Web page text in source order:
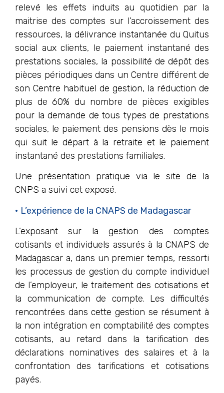
relevé les effets induits au quotidien par la
maitrise des comptes sur l’accroissement des
ressources, la délivrance instantanée du Quitus
social aux clients, le paiement instantané des
prestations sociales, la possibilité de dépôt des
pièces périodiques dans un Centre différent de
son Centre habituel de gestion, la réduction de
plus de 60% du nombre de pièces exigibles
pour la demande de tous types de prestations
sociales, le paiement des pensions dès le mois
qui suit le départ à la retraite et le paiement
instantané des prestations familiales.
Une présentation pratique via le site de la
CNPS a suivi cet exposé.
• L’expérience de la CNAPS de Madagascar
L’exposant sur la gestion des comptes
cotisants et individuels assurés à la CNAPS de
Madagascar a, dans un premier temps, ressorti
les processus de gestion du compte individuel
de l’employeur, le traitement des cotisations et
la communication de compte. Les difficultés
rencontrées dans cette gestion se résument à
la non intégration en comptabilité des comptes
cotisants, au retard dans la tarification des
déclarations nominatives des salaires et à la
confrontation des tarifications et cotisations
payés.